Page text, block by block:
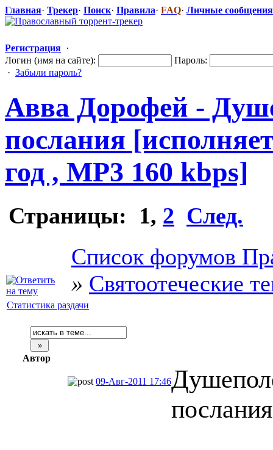
Главная· Трекер· Поиск· Правила· FAQ· Личные сообщения
Регистрация ·
Логин (имя на сайте):
Пароль:
· Забыли пароль?
Авва Дорофей -
послания
год , MP3 160 kbps]
Страницы: 1, 2 След.
Список форумов
» Святоотеческие
Статистика раздачи
Автор
09-Авг-2011 17:46
послания